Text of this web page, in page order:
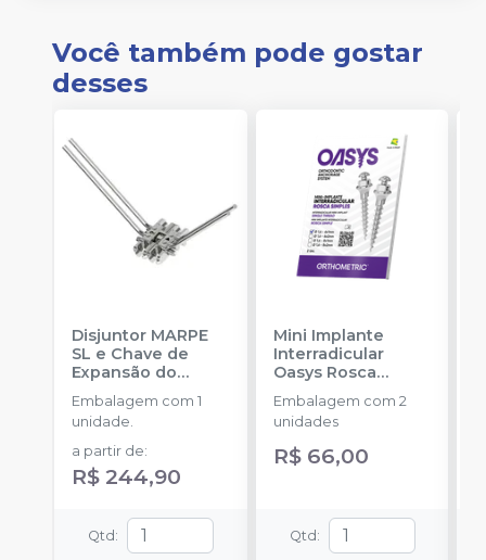
Você também pode gostar
desses
Disjuntor MARPE
SL e Chave de
Expansão do
Disjuntor
Embalagem com 1
unidade.
a partir de:
R$ 244,90
Qtd :
Mini Implante
Interradicular
Oasys Rosca
Simples - 1,6mm
6x1mm 31.60.0601
ORTHOMETRIC
Embalagem com 2
unidades
R$ 66,00
Qtd :